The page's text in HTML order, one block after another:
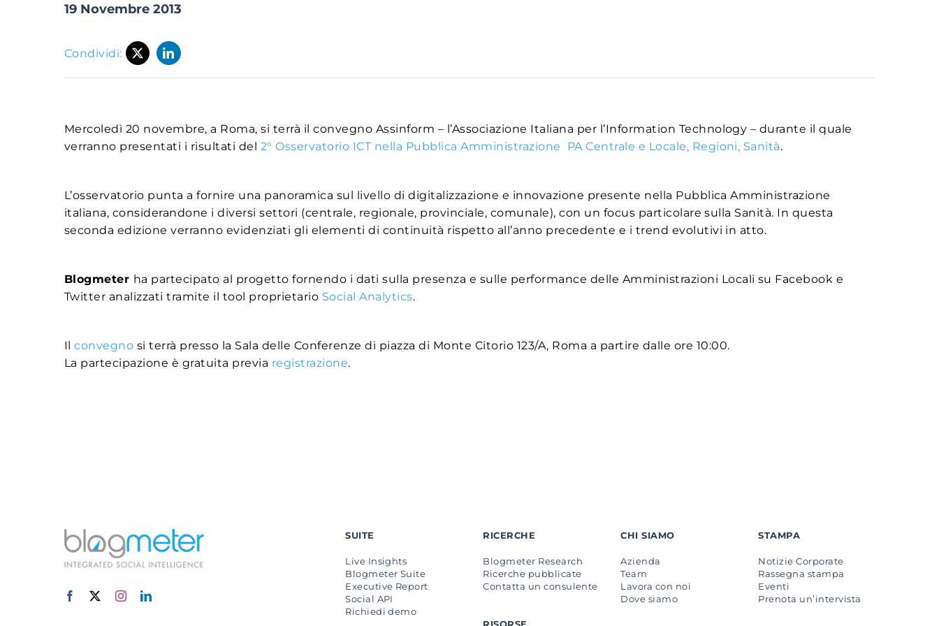
19 Novembre 2013
Condividi:
Mercoledì 20 novembre, a Roma, si terrà il convegno Assinform – l’Associazione Italiana per l’Information Technology – durante il quale
verranno presentati i risultati del 2° Osservatorio ICT nella Pubblica Amministrazione PA Centrale e Locale, Regioni, Sanità.
L’osservatorio punta a fornire una panoramica sul livello di digitalizzazione e innovazione presente nella Pubblica Amministrazione
italiana, considerandone i diversi settori (centrale, regionale, provinciale, comunale), con un focus particolare sulla Sanità. In questa
seconda edizione verranno evidenziati gli elementi di continuità rispetto all’anno precedente e i trend evolutivi in atto.
Blogmeter ha partecipato al progetto fornendo i dati sulla presenza e sulle performance delle Amministrazioni Locali su Facebook e
Twitter analizzati tramite il tool proprietario Social Analytics.
Ilconvegno si terrà presso la Sala delle Conferenze di piazza di Monte Citorio 123/A, Roma a partire dalle ore 10:00.
La partecipazione è gratuita previa registrazione.
SUITE
Live Insights
Blogmeter Suite
Executive Report
Social API
Richiedi demo
RICERCHE
Blogmeter Research
Ricerche pubblicate
Contatta un consulente
CHI SIAMO
Azienda
Team
Lavora con noi
Dove siamo
STAMPA
Notizie Corporate
Rassegna stampa
Eventi
Prenota un’intervista